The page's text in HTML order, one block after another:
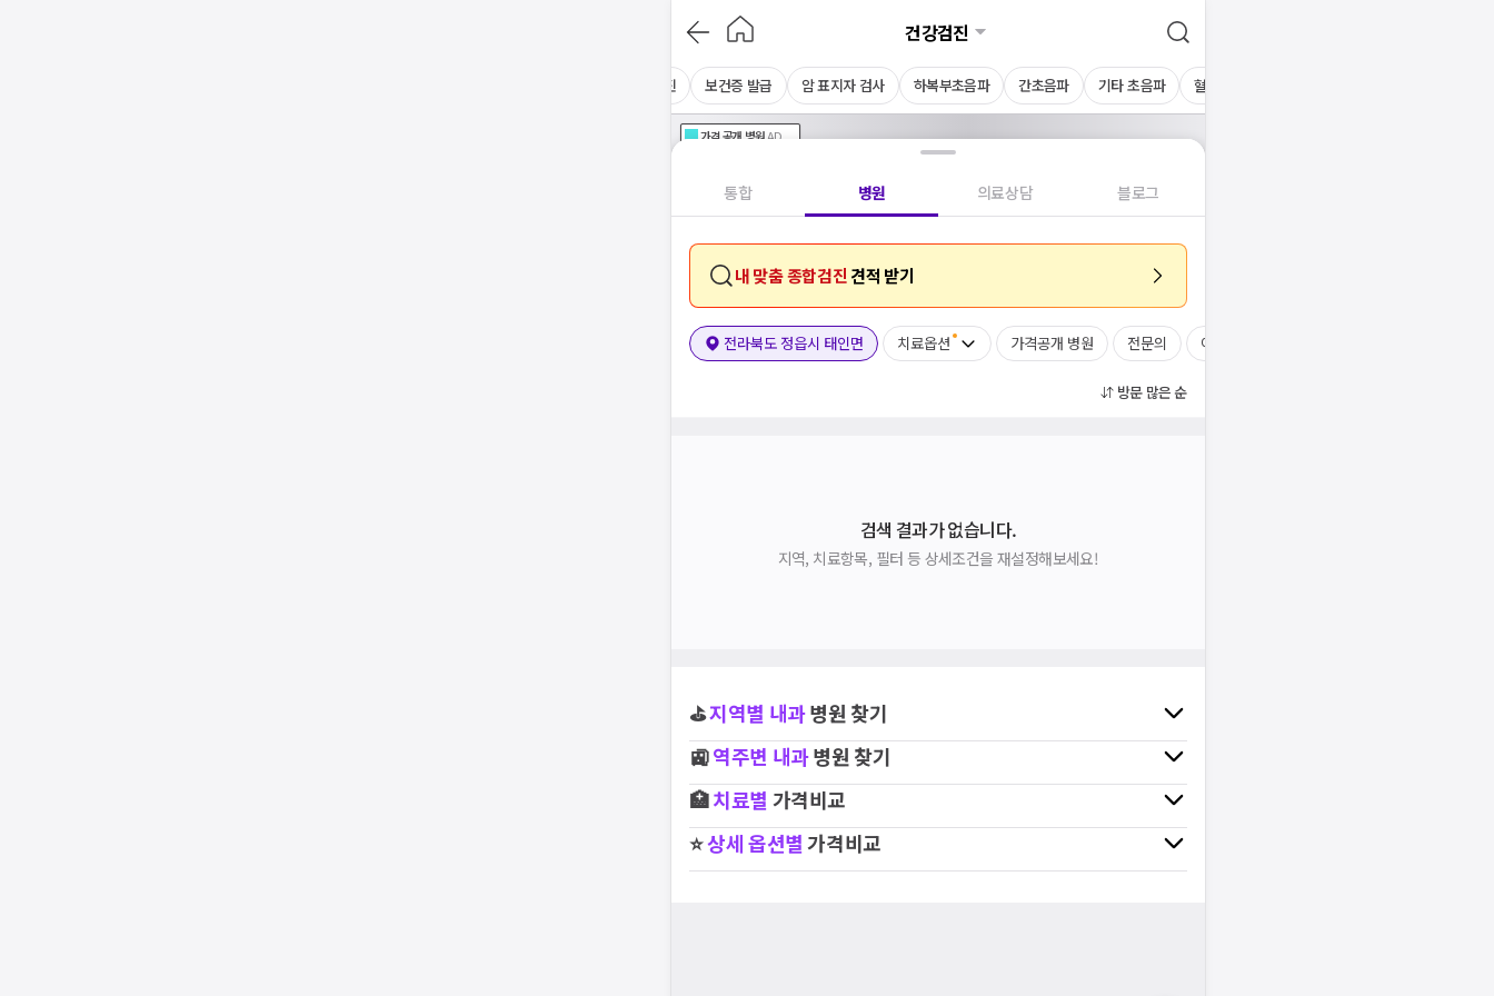
건강검진
채용 건강검진 보건증 발급 암 표지자 검사 하복부초음파 간초음파 기타 초음파 혈액검사
가격공개 병원AD
통합 병원 의료상담 블로그
내 맞춤 종합검진 견적 받기
전라북도 정읍시 태인면 치료옵션 가격공개 병원 전문의 여의사
방문 많은 순
검색 결과가 없습니다.
지역, 치료항목, 필터 등 상세조건을 재설정해보세요!
⛳지역별 내과병원 찾기
🚉역주변 내과병원 찾기
🏥치료별 가격비교
⭐상세 옵션별가격비교